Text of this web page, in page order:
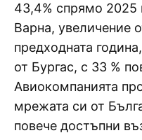
43,4% спрямо 2025
Варна, увеличение
предходната
от Бургас, с 33 %
Авиокомпанията
мрежата си от
повече достъпни